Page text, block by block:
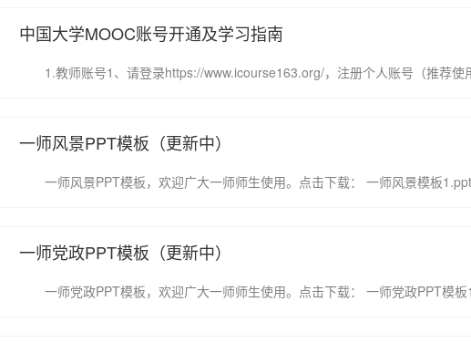
中国大学MOOC账号开通及学习指南
一师风景PPT模板（更新中）
一师党政PPT模板（更新中）